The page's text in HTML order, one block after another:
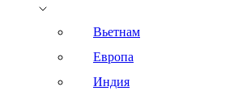
Вьетнам
Европа
Индия